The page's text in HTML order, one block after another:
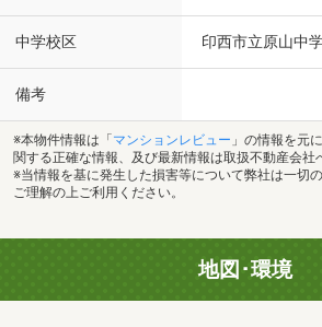
中学校区 印西市立原山中
備考
※本物件情報は「 マンションレビュー 」の情報を元
関する正確な情報、及び最新情報は取扱不動産会社
※当情報を基に発生した損害等について弊社は一切
ご理解の上ご利用ください。
地図･環境